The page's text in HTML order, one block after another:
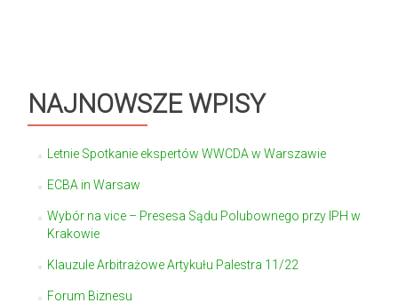
NAJNOWSZE WPISY
Letnie Spotkanie ekspertów WWCDA w Warszawie
ECBA in Warsaw
Wybór na vice – Presesa Sądu Polubownego przy IPH w
Krakowie
Klauzule Arbitrażowe Artykułu Palestra 11/22
Forum Biznesu